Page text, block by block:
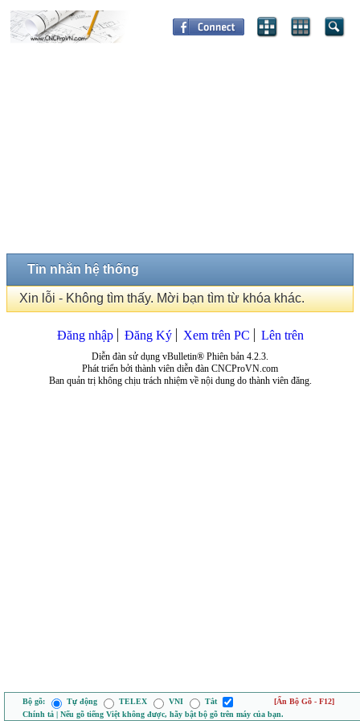
Tin nhắn hệ thống
Xin lỗi - Không tìm thấy. Mời bạn tìm từ khóa khác.
Đăng nhập Đăng Ký Xem trên PC Lên trên
Diễn đàn sử dụng vBulletin® Phiên bản 4.2.3.
Phát triển bởi thành viên diễn đàn CNCProVN.com
Ban quản trị không chịu trách nhiệm về nội dung do thành viên đăng.
Bộ gõ: Tự động TELEX VNI Tắt
[Ẩn Bộ Gõ - F12]
Chính tả | Nếu gõ tiếng Việt không được, hãy bật bộ gõ trên máy của bạn.